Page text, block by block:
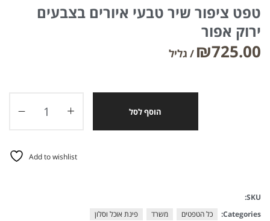
טפט ציפור שיר טבעי איורים בצבעים
ירוק אפור
₪725.00
הוסף לסל
Add to wishlist
SKU:
Categories:
כל הטפטים משרד
פינת אוכל וסלון